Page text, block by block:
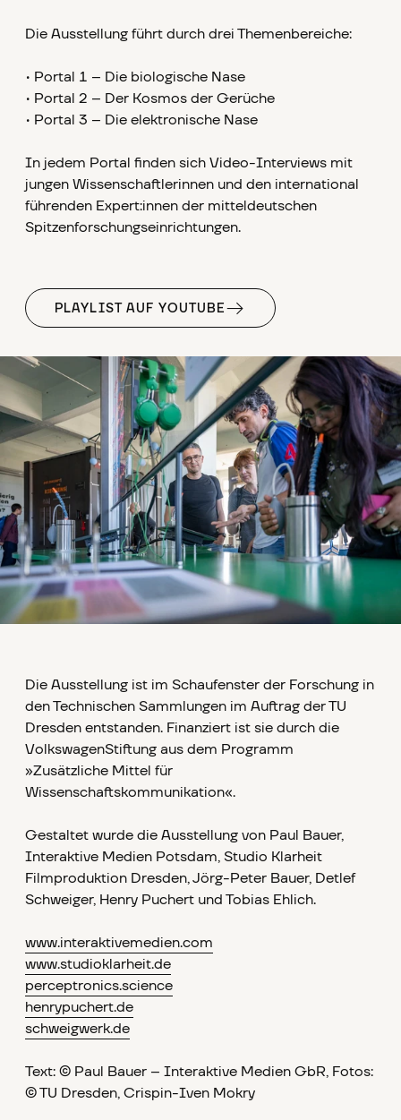
Die Ausstellung führt durch drei Themenbereiche:
• Portal 1 – Die biologische Nase
• Portal 2 – Der Kosmos der Gerüche
• Portal 3 – Die elektronische Nase
In jedem Portal finden sich Video-Interviews mit
jungen Wissenschaftlerinnen und den international
führenden Expert:innen der mitteldeutschen
Spitzenforschungseinrichtungen.
PLAYLIST AUF YOUTUBE
Die Ausstellung ist im Schaufenster der Forschung in
den Technischen Sammlungen im Auftrag der TU
Dresden entstanden. Finanziert ist sie durch die
VolkswagenStiftung aus dem Programm
»Zusätzliche Mittel für
Wissenschaftskommunikation«.
Gestaltet wurde die Ausstellung von Paul Bauer,
Interaktive Medien Potsdam, Studio Klarheit
Filmproduktion Dresden, Jörg-Peter Bauer, Detlef
Schweiger, Henry Puchert und Tobias Ehlich.
www.interaktivemedien.com
www.studioklarheit.de
perceptronics.science
henrypuchert.de
schweigwerk.de
Text: © Paul Bauer – Interaktive Medien GbR, Fotos:
© TU Dresden, Crispin-Iven Mokry